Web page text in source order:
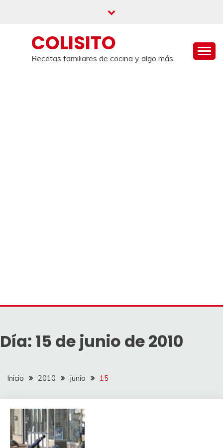
COLISITO
Recetas familiares de cocina y algo más
Día: 15 de junio de 2010
Inicio 2010 junio 15